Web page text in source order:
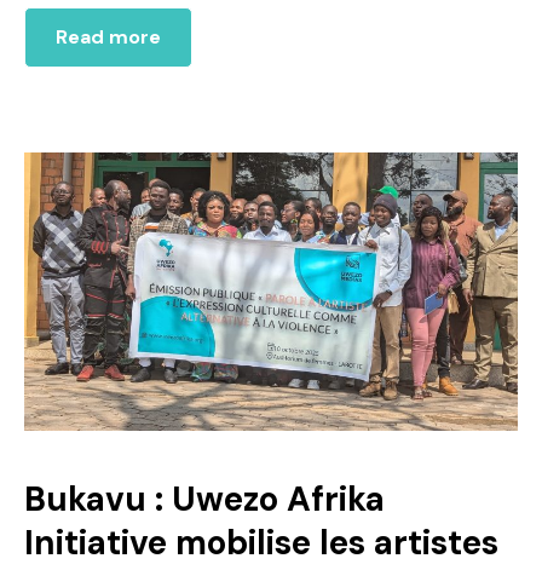
Read more
Bukavu : Uwezo Afrika
Initiative mobilise les artistes